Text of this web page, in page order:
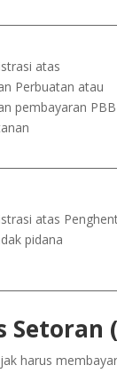
atas
Perbuatan atau
pembayaran PBB
atas
pidana
harus